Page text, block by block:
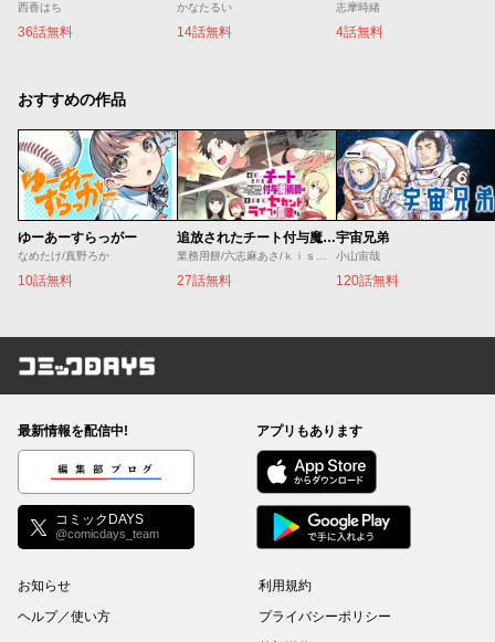
西香はち
36話無料
かなたるい
14話無料
志摩時緒
4話無料
おすすめの作品
ゆーあーすらっがー
なめたけ/真野ろか
10話無料
追放されたチート付与魔術師は気ままなセカンドライフを謳歌する。 ～俺は武器だけじゃなく、あらゆるものに『強化ポイント』を付与できるし、俺の意思でいつでも効果を解除できるけど、残った人たち大丈夫？～
業務用餅/六志麻あさ/ｋｉｓｕｉ
27話無料
宇宙兄弟
小山宙哉
120話無料
コミックDAYS
最新情報を配信中!
編集部ブログ
コミックDAYS
@comicdays_team
アプリもあります
お知らせ
ヘルプ／使い方
利用規約
プライバシーポリシー